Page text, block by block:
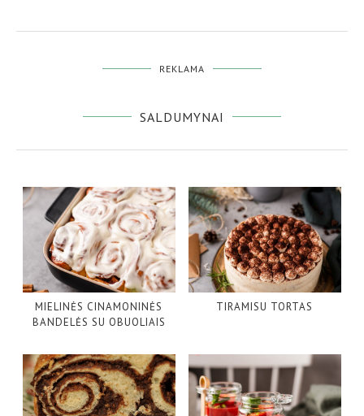
REKLAMA
SALDUMYNAI
MIELINĖS CINAMONINĖS
BANDELĖS SU OBUOLIAIS
TIRAMISU TORTAS